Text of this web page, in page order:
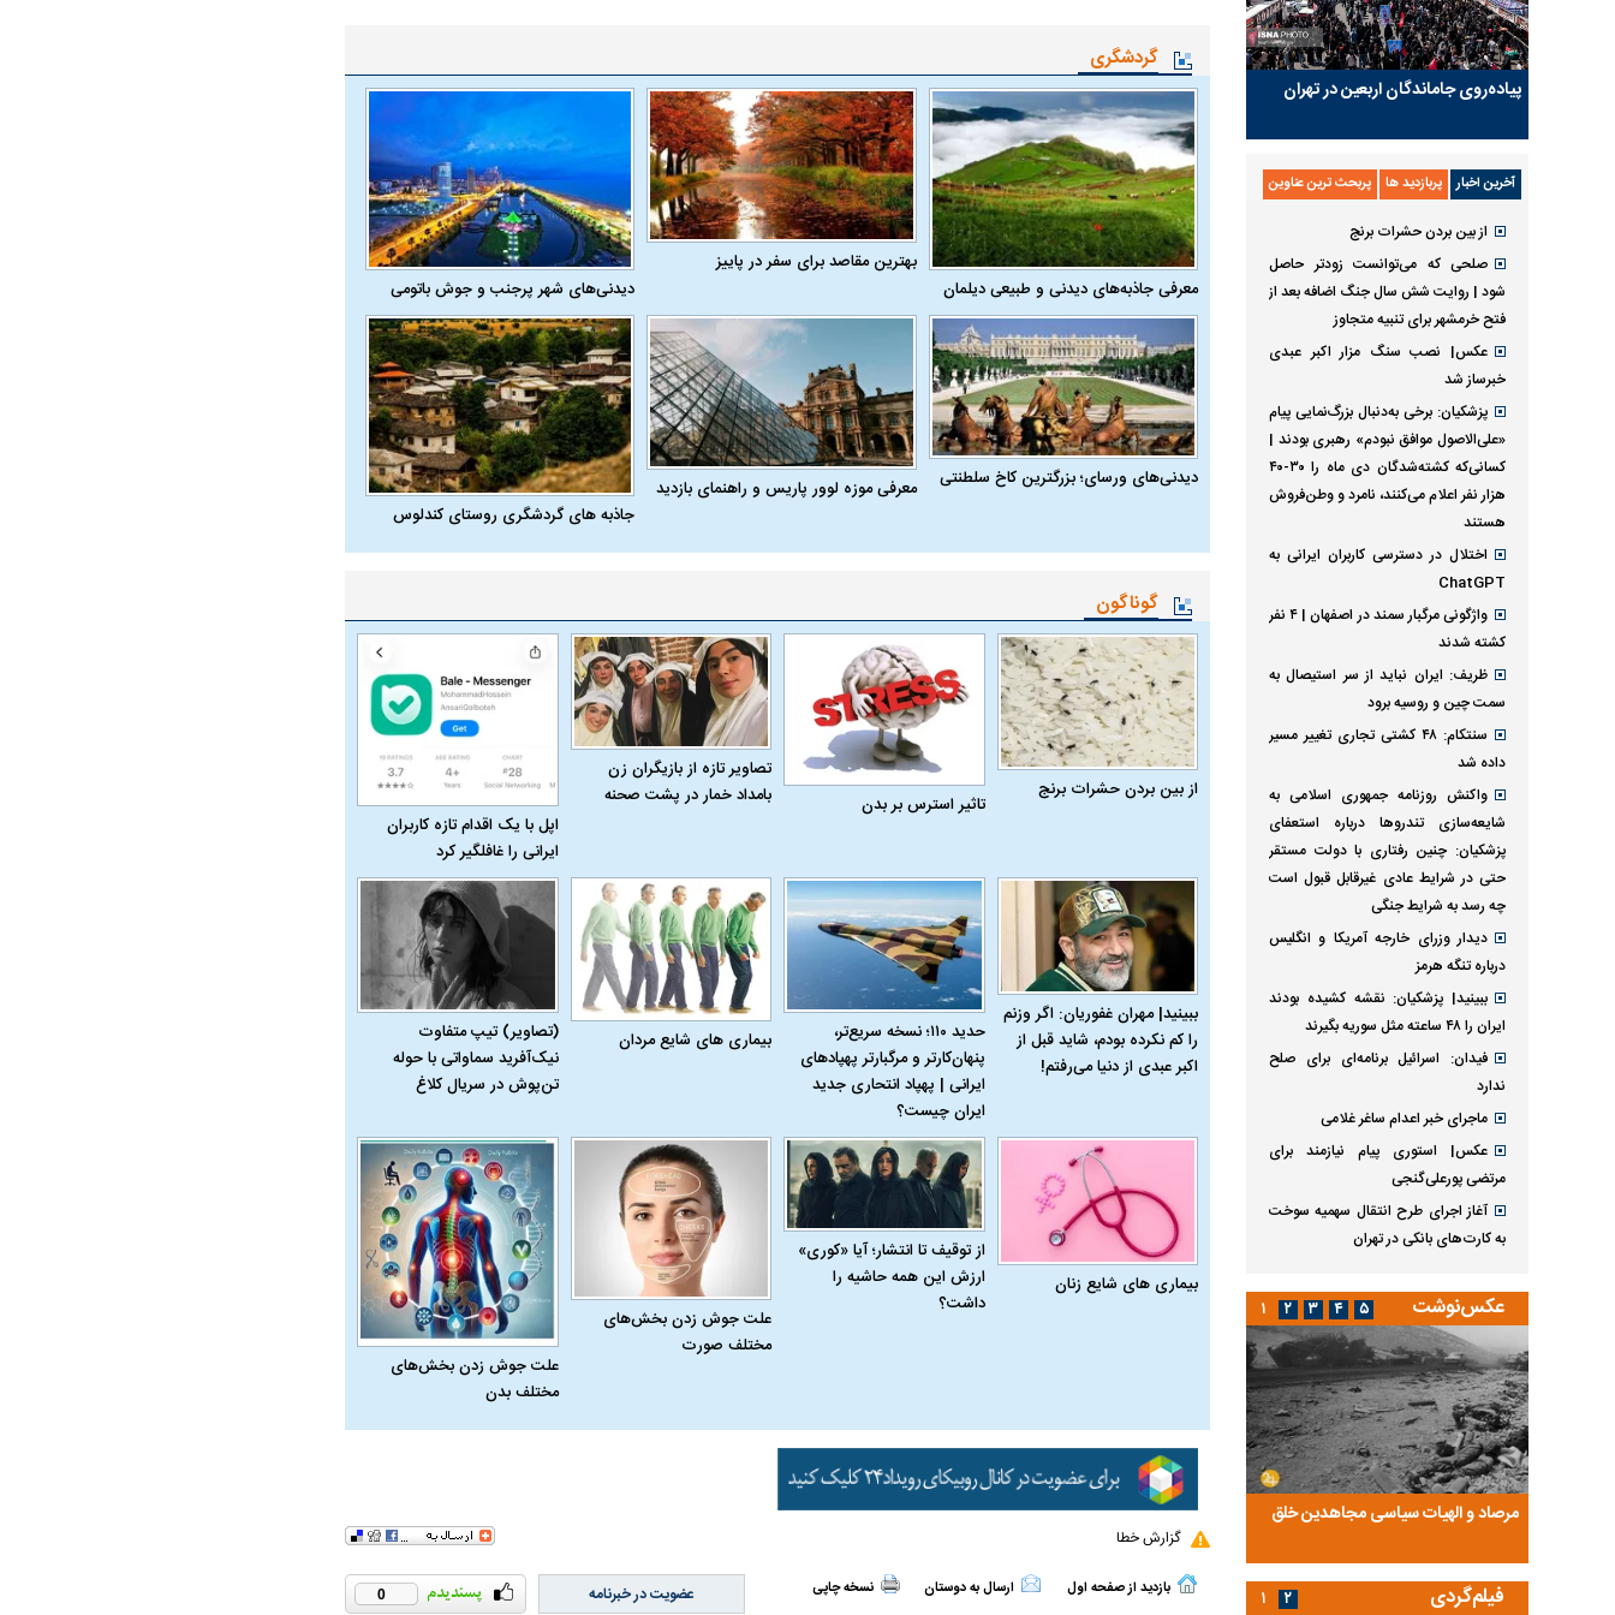
گردشگری
معرفی جاذبه‌های دیدنی و طبیعی دیلمان
بهترین مقاصد برای سفر در پاییز
دیدنی‌های شهر پرجنب و جوش باتومی
دیدنی‌های ورسای؛ بزرگترین کاخ سلطنتی
معرفی موزه لوور پاریس و راهنمای بازدید
جاذبه های گردشگری روستای کندلوس
گوناگون
از بین بردن حشرات برنج
تاثیر استرس بر بدن
تصاویر تازه از بازیگران زن
بامداد خمار در پشت صحنه
اپل با یک اقدام تازه کاربران
ایرانی را غافلگیر کرد
ببینید| مهران غفوریان: اگر وزنم
را کم نکرده بودم، شاید قبل از
اکبر عبدی از دنیا می‌رفتم!
حدید ۱۱۰؛ نسخه سریع‌تر،
پنهان‌کارتر و مرگبارتر پهپادهای
ایرانی | پهپاد انتحاری جدید
ایران چیست؟
بیماری‌ های شایع مردان
(تصاویر) تیپ متفاوت
نیک‌آفرید سماواتی با حوله
تن‌پوش در سریال کلاغ
بیماری‌ های شایع زنان
از توقیف تا انتشار؛ آیا «کوری»
ارزش این همه حاشیه را
داشت؟
علت جوش زدن بخش‌های
مختلف صورت
علت جوش زدن بخش‌های
مختلف بدن
گزارش خطا
بازدید از صفحه اول ارسال به دوستان نسخه چاپی 0 عضویت در خبرنامه
پیاده‌روی جاماندگان اربعین در تهران
آخرین اخبار پربازدید ها پربحث ترین عناوین
از بین بردن حشرات برنج
صلحی که می‌توانست زودتر حاصل
شود | روایت شش سال جنگ اضافه بعد از
فتح خرمشهر برای تنبیه متجاوز
عکس| نصب سنگ مزار اکبر عبدی
خبرساز شد
پزشکیان: برخی به‌دنبال بزرگ‌نمایی پیام
«علی‌الاصول موافق نبودم» رهبری بودند |
کسانی‌که کشته‌شدگان دی ماه را ۳۰-۴۰
هزار نفر اعلام می‌کنند، نامرد و وطن‌فروش
هستند
اختلال در دسترسی کاربران ایرانی به
ChatGPT
واژگونی مرگبار سمند در اصفهان | ۴ نفر
کشته شدند
ظریف: ایران نباید از سر استیصال به
سمت چین و روسیه برود
سنتکام: ۴۸ کشتی تجاری تغییر مسیر
داده شد
واکنش روزنامه جمهوری اسلامی به
شایعه‌سازی تندروها درباره استعفای
پزشکیان: چنین رفتاری با دولت مستقر
حتی در شرایط عادی غیرقابل قبول است
چه رسد به شرایط جنگی
دیدار وزرای خارجه آمریکا و انگلیس
درباره تنگه هرمز
ببینید| پزشکیان: نقشه کشیده بودند
ایران را ۴۸ ساعته مثل سوریه بگیرند
فیدان: اسرائیل برنامه‌ای برای صلح
ندارد
ماجرای خبر اعدام ساغر غلامی
عکس| استوری پیام نیازمند برای
مرتضی پورعلی‌گنجی
آغاز اجرای طرح انتقال سهمیه سوخت
به کارت‌های بانکی در تهران
عکس‌نوشت
مرصاد و الهیات سیاسی مجاهدین خلق
آخرین پرده از حیات سیاسی یک سلسله |
روایتی از آخرین مصاحبه‌ی شاه در ایران
ریشه‌های عزاداری ماه محرم در فرهنگ
حکومت پهلوی
۱ ۲ ۳ ۴ ۵
فیلم‌گردی ۱ ۲